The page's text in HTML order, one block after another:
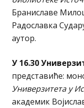
Браниславе
Радославка
аутор.
У 16.30
представиће:
Универзитета у
академик